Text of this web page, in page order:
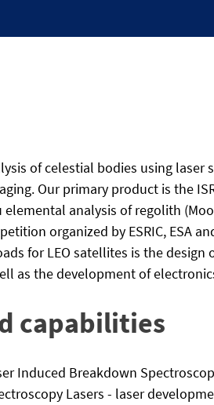
of celestial bodies using laser
Our primary product is the
analysis of regolith
organized by ESRIC, ESA
for LEO satellites is the design
as the development of
capabilities
Induced Breakdown
Lasers - laser